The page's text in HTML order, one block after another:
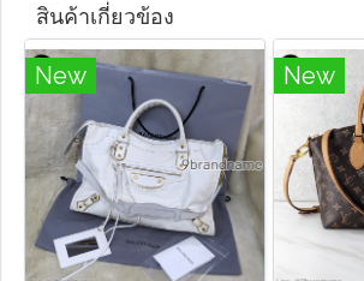
สินค้าเกี่ยวข้อง
New New